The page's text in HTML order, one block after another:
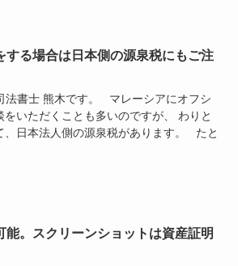
る場合は日本側の源泉税にもご注
法書士 熊木です。 マレーシアにオフシ
いただくことも多いのですが、 わりと
、日本法人側の源泉税があります。 たと
。スクリーンショットは資産証明